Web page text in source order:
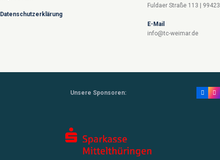
Datenschutzerklärung
Fuldaer Straße 113 |
E-Mail
info@tc-weimar.de
Unsere Sponsoren: